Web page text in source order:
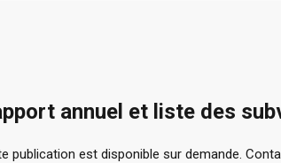
annuel et liste des
publication est disponible sur demande.